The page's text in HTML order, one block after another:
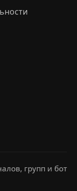
групп и бот